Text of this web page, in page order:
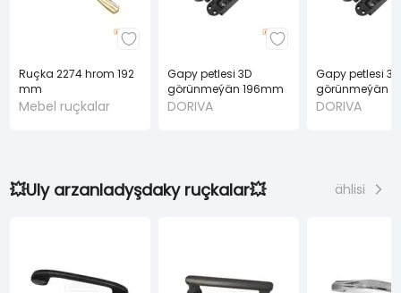
Ruçka 2274 hrom 192
mm
Mebel ruçkalar
Gapy petlesi 3D
görünmeýän 196mm
gara
DORIVA
Gapy petlesi 3D
görünmeýän
40 KG gara
DORIVA
💥Uly arzanladyşdaky ruçkalar💥 ählisi